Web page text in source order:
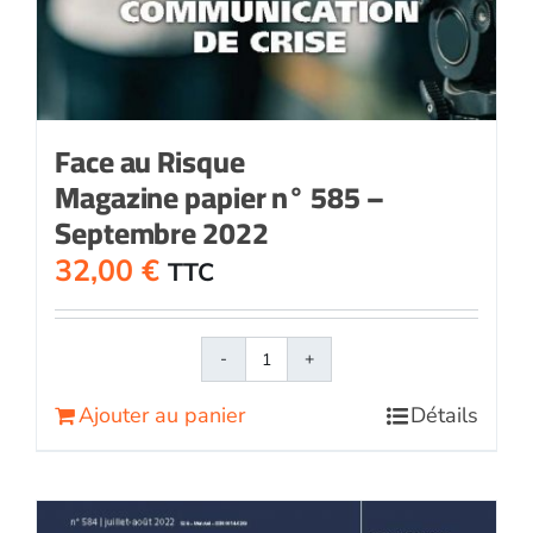
Face au Risque
Magazine papier n° 585 –
Septembre 2022
32,00 € TTC
quantité
papier
Ajouter au panier Détails